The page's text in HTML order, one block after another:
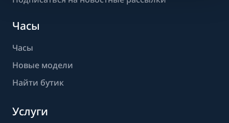
Часы
Часы
Новые модели
Найти бутик
Услуги